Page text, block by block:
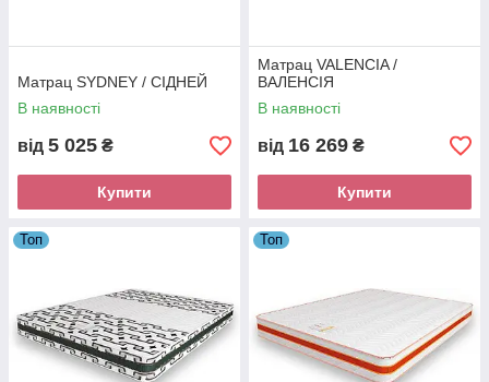
Матрац SYDNEY / СІДНЕЙ
В наявності
від 5 025 ₴
Купити
Матрац VALENCIA /
ВАЛЕНСІЯ
В наявності
від 16 269 ₴
Купити
Топ Топ